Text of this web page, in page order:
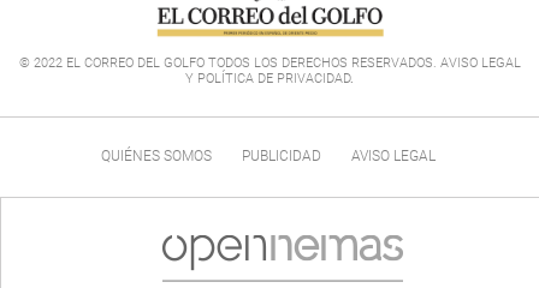
© 2022 EL CORREO DEL GOLFO TODOS LOS DERECHOS RESERVADOS. AVISO LEGAL
Y POLÍTICA DE PRIVACIDAD.
QUIÉNES SOMOS PUBLICIDAD AVISO LEGAL